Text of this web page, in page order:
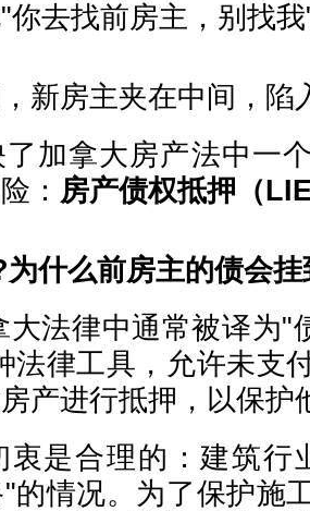
你去找前房主，别找
新房主夹在中间，陷
加拿大房产法中一
： 房产债权抵押（
什么前房主的债会
大法律中通常被译为"
法律工具，允许未支
产进行抵押，以保护
衷是合理的：建筑行
的情况。为了保护施